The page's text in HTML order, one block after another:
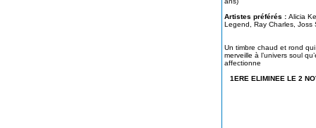
Artistes préférés : Alicia
Legend, Ray Charles, Joss
Un timbre chaud et rond
merveille à l’univers soul
affectionne
1ERE ELIMINEE LE 2